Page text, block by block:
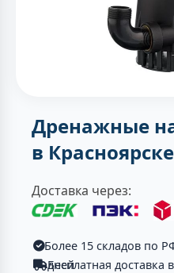
Дренажные
в Красноярске
Доставка через:
Более 15 складов по
Бесплатная доставка в Красноярск от 2-ух дней